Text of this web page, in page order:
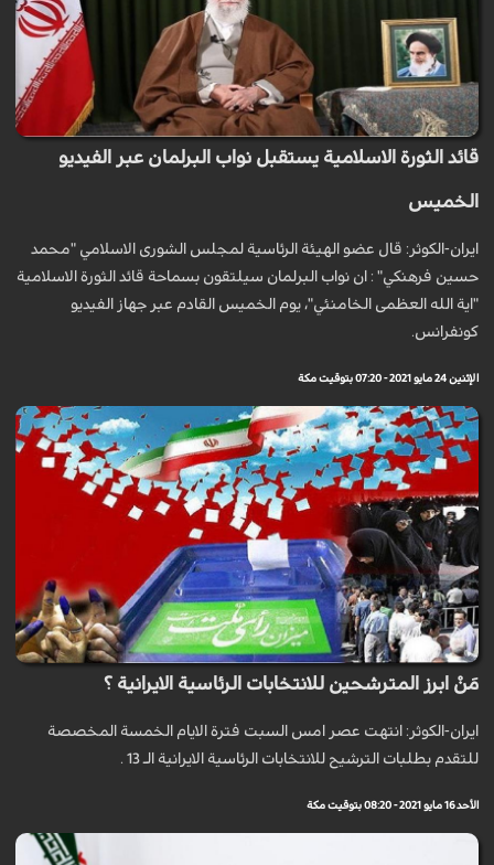
قائد الثورة الاسلامية يستقبل نواب البرلمان عبر الفيديو
الخميس
ايران-الكوثر: قال عضو الهيئة الرئاسية لمجلس الشورى الاسلامي "محمد
حسين فرهنكي" : ان نواب البرلمان سيلتقون بسماحة قائد الثورة الاسلامية
"اية الله العظمى الخامنئي"، يوم الخميس القادم عبر جهاز الفيديو
كونفرانس.
الإثنين 24 مايو 2021 - 07:20 بتوقيت مكة
مَنْ ابرز المترشحين للانتخابات الرئاسية الايرانية ؟
ايران-الكوثر: انتهت عصر امس السبت فترة الايام الخمسة المخصصة
للتقدم بطلبات الترشيح للانتخابات الرئاسية الايرانية الـ 13 .
الأحد 16 مايو 2021 - 08:20 بتوقيت مكة